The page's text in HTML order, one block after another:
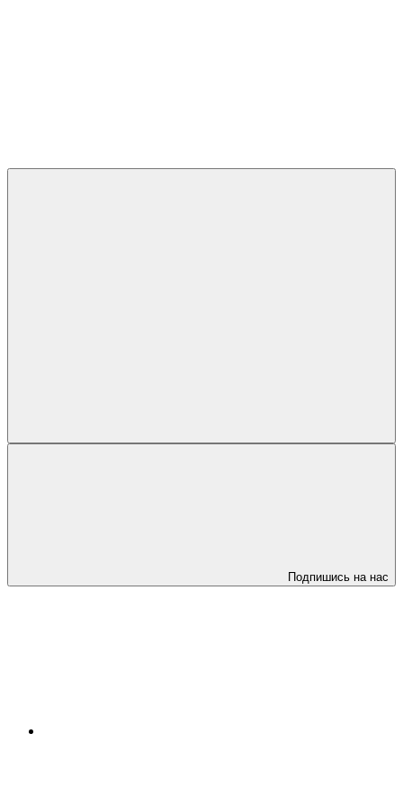
Подпишись на нас